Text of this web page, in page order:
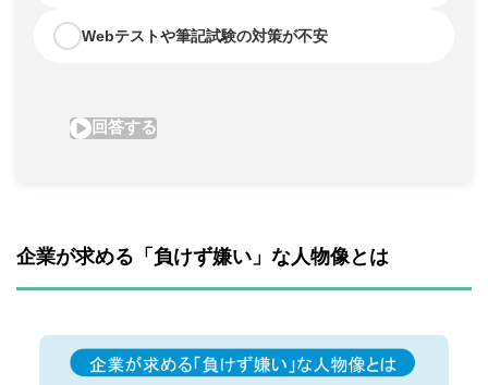
企業が求める「負けず嫌い」な人物像とは